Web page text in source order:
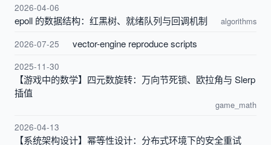
2026-04-06
epoll 的数据结构：红黑树、就绪队列与回调机制 algorithms
2026-07-25 vector-engine reproduce scripts
2025-11-30
【游戏中的数学】四元数旋转：万向节死锁、欧拉角与 Slerp
插值
game_math
2026-04-13
【系统架构设计】幂等性设计：分布式环境下的安全重试